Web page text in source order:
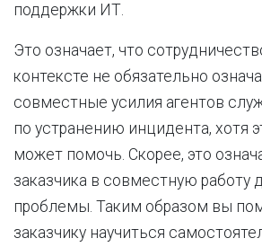
поддержки ИТ.
Это означает, что
контексте не обязательно
совместные усилия агентов
по устранению инцидента, хотя
может помочь. Скорее, это
заказчика в совместную работу
проблемы. Таким образом вы
заказчику научиться